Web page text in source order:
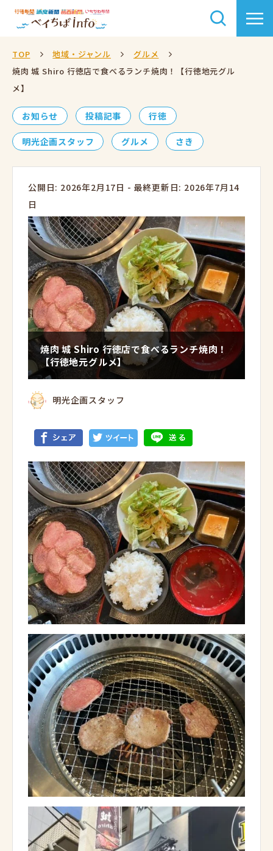
TOP 地域・ジャンル
グルメ
焼肉 城 Shiro 行徳店で食べるランチ焼肉！【行徳地元グル
メ】
お知らせ 投稿記事 行徳
明光企画スタッフ グルメ さき
公開日: 2026年2月17日 - 最終更新日: 2026年7月14
日
焼肉 城 Shiro 行徳店で食べるランチ焼肉！
【行徳地元グルメ】
明光企画スタッフ